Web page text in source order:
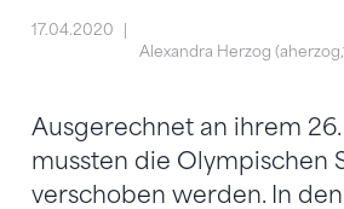
17.04.2020
Alexandra Herzog
Ausgerechnet an ihrem
mussten die Olympischen
verschoben werden. In